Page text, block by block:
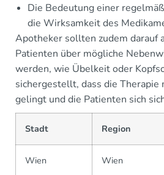
Die Bedeutung einer
die Wirksamkeit des
Apotheker sollten zudem darauf
Patienten über mögliche
werden, wie Übelkeit oder
sichergestellt, dass die Therapie
gelingt und die Patienten sich
Stadt Region
Wien Wien